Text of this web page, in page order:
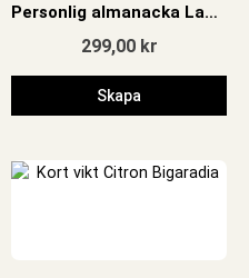
Personlig almanacka Laphroaig Whisky
299,00 kr
Skapa